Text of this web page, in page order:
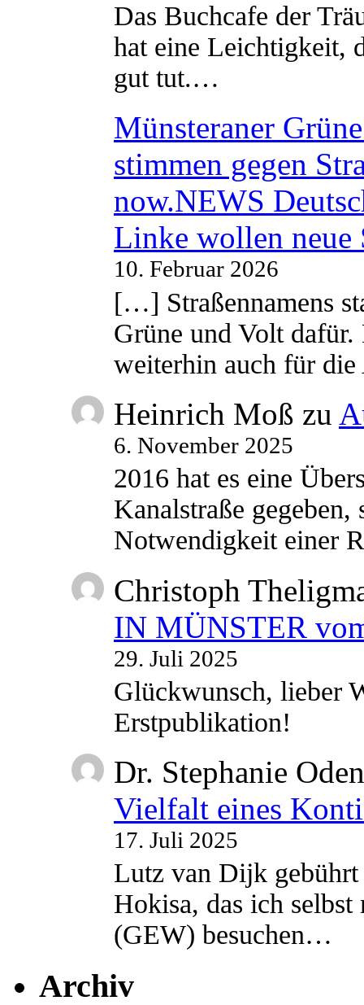
Das Buchcafe der
hat eine Leichtigkeit,
gut tut.…
Münsteraner
stimmen gegen
now.NEWS
Linke wollen neue
10. Februar 2026
[…] Straßennamens
Grüne und Volt
weiterhin auch für
Heinrich Moß zu
6. November 2025
2016 hat es eine
Kanalstraße
Notwendigkeit einer
Christoph
IN MÜNSTER
29. Juli 2025
Glückwunsch, lieber
Erstpublikation!
Dr. Stephanie
Vielfalt eines
17. Juli 2025
Lutz van Dijk
Hokisa, das ich
(GEW) besuchen…
Archiv